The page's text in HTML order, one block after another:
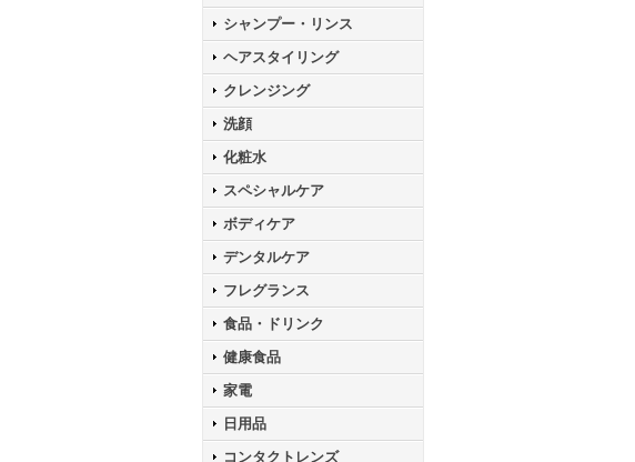
シャンプー・リンス
ヘアスタイリング
クレンジング
洗顔
化粧水
スペシャルケア
ボディケア
デンタルケア
フレグランス
食品・ドリンク
健康食品
家電
日用品
コンタクトレンズ